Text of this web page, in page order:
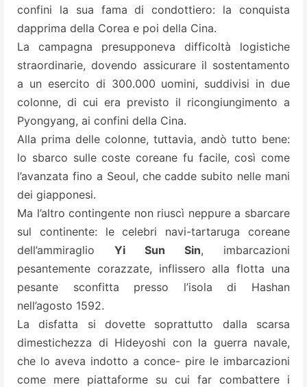
confini la sua fama di condottiero: la conquista
dapprima della Corea e poi della Cina.
La campagna presupponeva difficoltà logistiche
straordinarie, dovendo assicurare il sostentamento
a un esercito di 300.000 uomini, suddivisi in due
colonne, di cui era previsto il ricongiungimento a
Pyongyang, ai confini della Cina.
Alla prima delle colonne, tuttavia, andò tutto bene:
lo sbarco sulle coste coreane fu facile, così come
l’avanzata fino a Seoul, che cadde subito nelle mani
dei giapponesi.
Ma l’altro contingente non riuscì neppure a sbarcare
sul continente: le celebri navi-tartaruga coreane
dell’ammiraglio Yi Sun Sin, imbarcazioni
pesantemente corazzate, inflissero alla flotta una
pesante sconfitta presso l’isola di Hashan
nell’agosto 1592.
La disfatta si dovette soprattutto dalla scarsa
dimestichezza di Hideyoshi con la guerra navale,
che lo aveva indotto a conce- pire le imbarcazioni
come mere piattaforme su cui far combattere i